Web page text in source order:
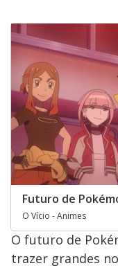
Futuro de
O Vício - Animes
O futuro de
trazer grandes